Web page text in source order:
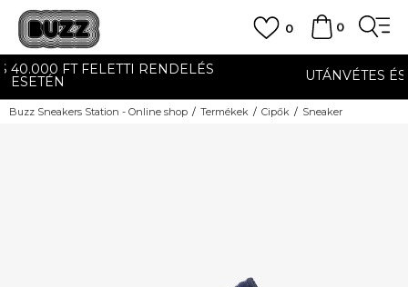
0
0
UTÁNVÉTES ÉS BANKKÁRTYÁS FIZETÉS
Buzz Sneakers Station - Online shop Termékek Cipők Sneaker